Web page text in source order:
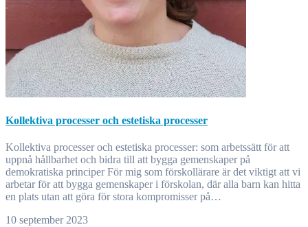
Kollektiva processer och estetiska processer
Kollektiva processer och estetiska processer: som arbetssätt för att
uppnå hållbarhet och bidra till att bygga gemenskaper på
demokratiska principer För mig som förskollärare är det viktigt att vi
arbetar för att bygga gemenskaper i förskolan, där alla barn kan hitta
en plats utan att göra för stora kompromisser på…
10 september 2023